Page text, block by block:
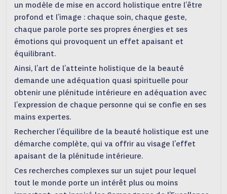
un modèle de mise en accord holistique entre l’être
profond et l’image : chaque soin, chaque geste,
chaque parole porte ses propres énergies et ses
émotions qui provoquent un effet apaisant et
équilibrant.
Ainsi, l’art de l’atteinte holistique de la beauté
demande une adéquation quasi spirituelle pour
obtenir une plénitude intérieure en adéquation avec
l’expression de chaque personne qui se confie en ses
mains expertes.
Rechercher l’équilibre de la beauté holistique est une
démarche complète, qui va offrir au visage l’effet
apaisant de la plénitude intérieure.
Ces recherches complexes sur un sujet pour lequel
tout le monde porte un intérêt plus ou moins